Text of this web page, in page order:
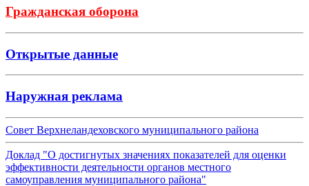
Гражданская оборона
Открытые данные
Наружная реклама
Совет Верхнеландеховского муниципального района
Доклад "О достигнутых значениях показателей для оценки
эффективности деятельности органов местного
самоуправления муниципального района"